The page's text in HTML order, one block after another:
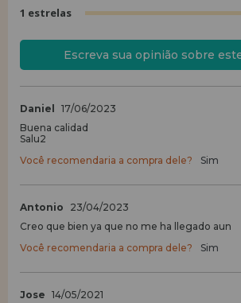
1 estrelas
Escreva sua opinião sobre
Daniel
17/06/2023
Buena calidad
Salu2
Você recomendaria a compra dele?
Sim
Antonio
23/04/2023
Creo que bien ya que no me ha llegado aun
Você recomendaria a compra dele?
Sim
Jose 14/05/2021